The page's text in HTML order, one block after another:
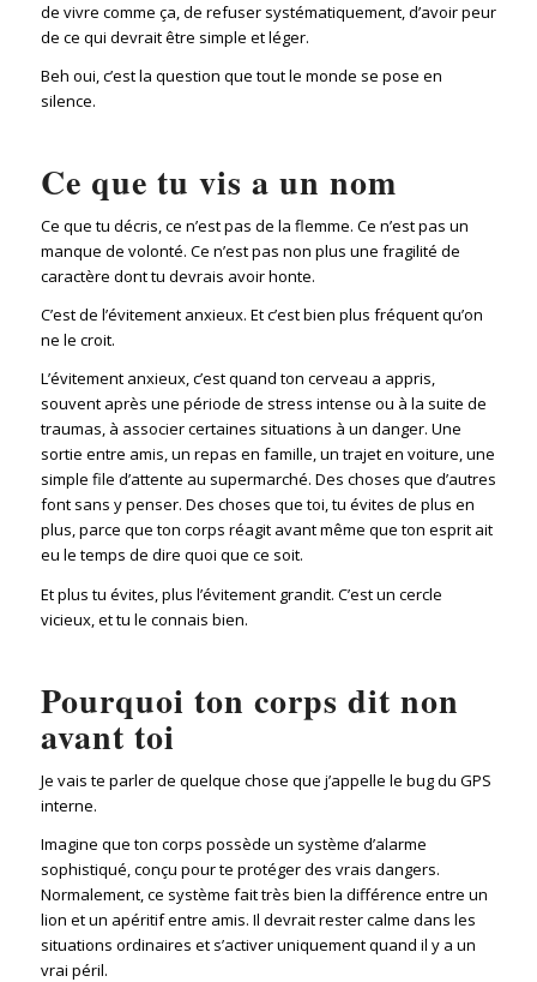
de vivre comme ça, de refuser systématiquement, d’avoir peur
de ce qui devrait être simple et léger.
Beh oui, c’est la question que tout le monde se pose en
silence.
Ce que tu vis a un nom
Ce que tu décris, ce n’est pas de la flemme. Ce n’est pas un
manque de volonté. Ce n’est pas non plus une fragilité de
caractère dont tu devrais avoir honte.
C’est de l’évitement anxieux. Et c’est bien plus fréquent qu’on
ne le croit.
L’évitement anxieux, c’est quand ton cerveau a appris,
souvent après une période de stress intense ou à la suite de
traumas, à associer certaines situations à un danger. Une
sortie entre amis, un repas en famille, un trajet en voiture, une
simple file d’attente au supermarché. Des choses que d’autres
font sans y penser. Des choses que toi, tu évites de plus en
plus, parce que ton corps réagit avant même que ton esprit ait
eu le temps de dire quoi que ce soit.
Et plus tu évites, plus l’évitement grandit. C’est un cercle
vicieux, et tu le connais bien.
Pourquoi ton corps dit non
avant toi
Je vais te parler de quelque chose que j’appelle le bug du GPS
interne.
Imagine que ton corps possède un système d’alarme
sophistiqué, conçu pour te protéger des vrais dangers.
Normalement, ce système fait très bien la différence entre un
lion et un apéritif entre amis. Il devrait rester calme dans les
situations ordinaires et s’activer uniquement quand il y a un
vrai péril.